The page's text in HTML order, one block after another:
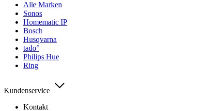
Alle Marken
Sonos
Homematic IP
Bosch
Husqvarna
tado°
Philips Hue
Ring
Kundenservice
Kontakt